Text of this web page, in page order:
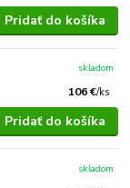
Pridať do košíka
106 €/ks
skladom
Pridať do košíka
skladom